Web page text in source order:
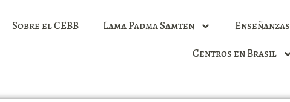
Sobre el CEBB Lama Padma Samten Enseñanzas
Centros en Brasil